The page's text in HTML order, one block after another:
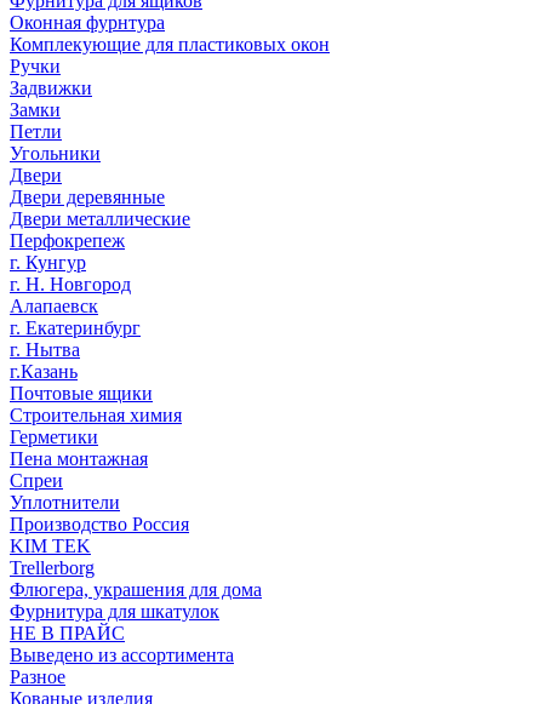
Оконная фурнтура
Комплекующие для пластиковых окон
Ручки
Задвижки
Замки
Петли
Угольники
Двери
Двери деревянные
Двери металлические
Перфокрепеж
г. Кунгур
г. Н. Новгород
Алапаевск
г. Екатеринбург
г. Нытва
г.Казань
Почтовые ящики
Строительная химия
Герметики
Пена монтажная
Спреи
Уплотнители
Производство Россия
KIM TEK
Trellerborg
Флюгера, украшения для дома
Фурнитура для шкатулок
НЕ В ПРАЙС
Выведено из ассортимента
Разное
Кованые изделия